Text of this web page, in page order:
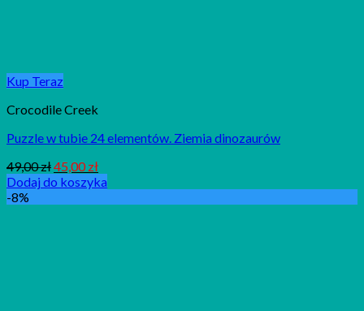
Kup Teraz
Crocodile Creek
Puzzle w tubie 24 elementów. Ziemia dinozaurów
49,00zł45,00zł
Dodaj do koszyka
-8%